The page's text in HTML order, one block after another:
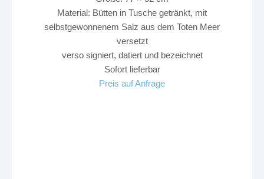
Material: Bütten in Tusche getränkt, mit
selbstgewonnenem Salz aus dem Toten Meer
versetzt
verso signiert, datiert und bezeichnet
Sofort lieferbar
Preis auf Anfrage